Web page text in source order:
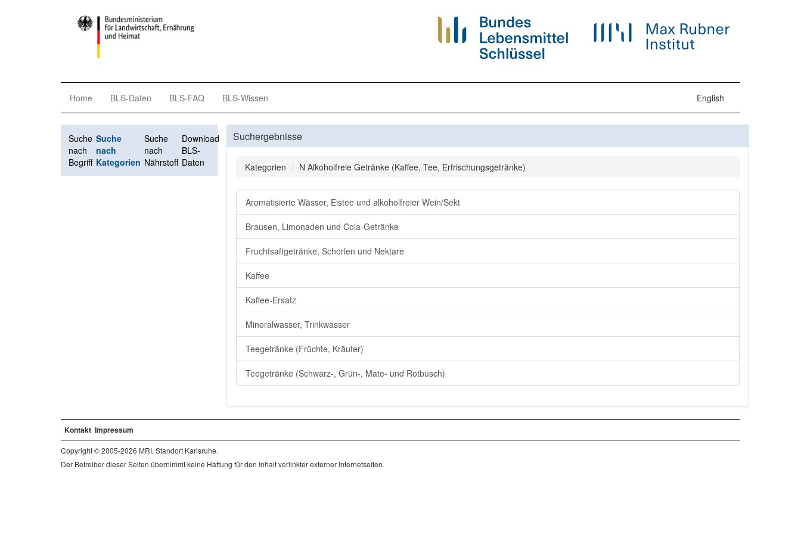
Home BLS-Daten BLS-FAQ BLS-Wissen English
Suche
nach
Begriff
Suche
nach
Kategorien
Suche
nach
Nährstoff
Download
BLS-
Daten
Suchergebnisse
Kategorien N Alkoholfreie Getränke (Kaffee, Tee, Erfrischungsgetränke)
Aromatisierte Wässer, Eistee und alkoholfreier Wein/Sekt
Brausen, Limonaden und Cola-Getränke
Fruchtsaftgetränke, Schorlen und Nektare
Kaffee
Kaffee-Ersatz
Mineralwasser, Trinkwasser
Teegetränke (Früchte, Kräuter)
Teegetränke (Schwarz-, Grün-, Mate- und Rotbusch)
Kontakt Impressum
Copyright © 2005-2026 MRI, Standort Karlsruhe.
Der Betreiber dieser Seiten übernimmt keine Haftung für den Inhalt verlinkter externer Internetseiten.